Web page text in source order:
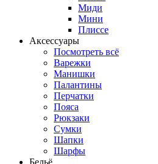
Миди
Мини
Плиссе
Аксессуары
Посмотреть всё
Варежки
Манишки
Палантины
Перчатки
Пояса
Рюкзаки
Сумки
Шапки
Шарфы
Бельё